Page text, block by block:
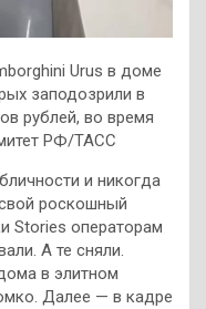
Urus в доме
заподозрили в
рублей, во время
РФ/ТАСС
и никогда
роскошный
Stories операторам
А те сняли.
в элитном
Далее — в кадре